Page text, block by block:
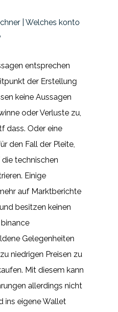
| Welches konto
entsprechen
der Erstellung
keine Aussagen
oder Verluste zu,
dass. Oder eine
den Fall der Pleite,
technischen
Einige
auf Marktberichte
besitzen keinen
Gelegenheiten
niedrigen Preisen zu
Mit diesem kann
allerdings nicht
ins eigene Wallet